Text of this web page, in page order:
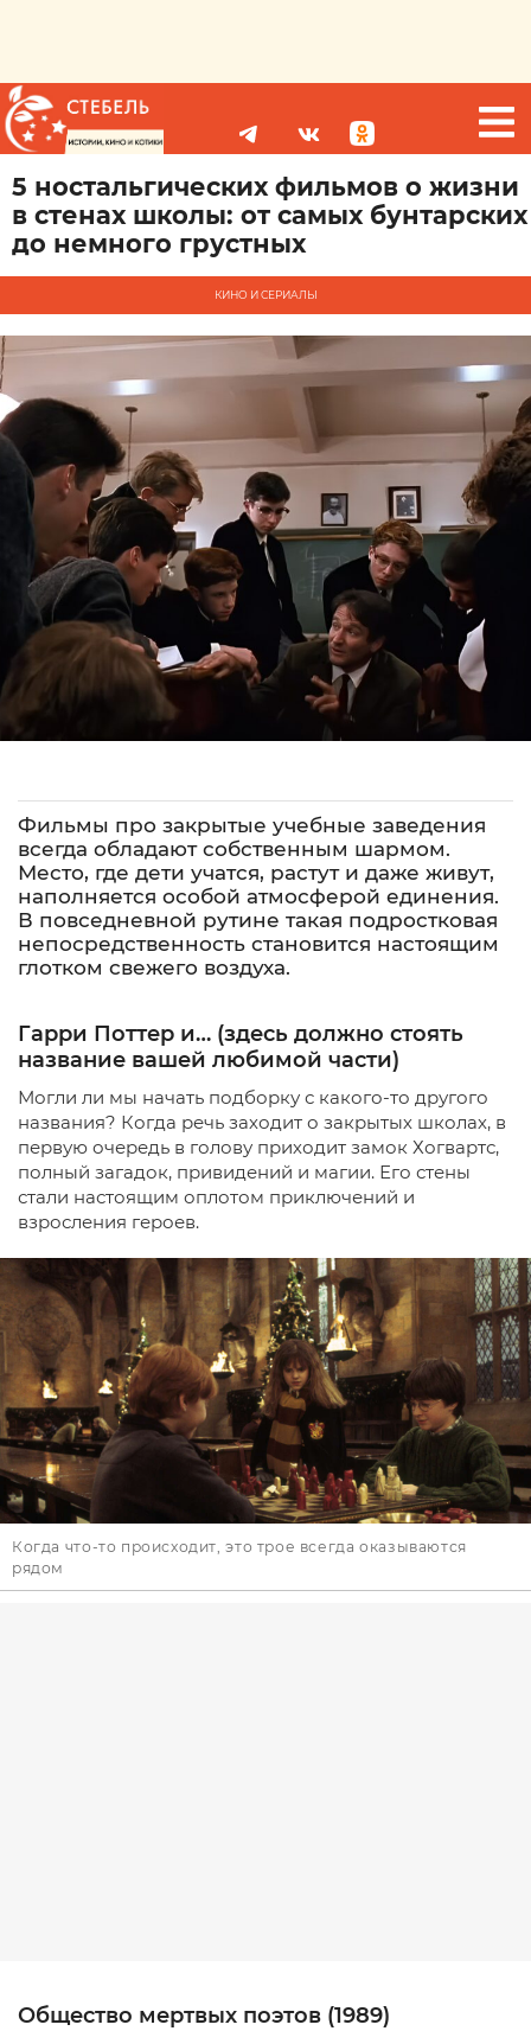
5 ностальгических фильмов о жизни
в стенах школы: от самых бунтарских
до немного грустных
КИНО И СЕРИАЛЫ
Фильмы про закрытые учебные заведения
всегда обладают собственным шармом.
Место, где дети учатся, растут и даже живут,
наполняется особой атмосферой единения.
В повседневной рутине такая подростковая
непосредственность становится настоящим
глотком свежего воздуха.
Гарри Поттер и… (здесь должно стоять
название вашей любимой части)
Могли ли мы начать подборку с какого-то другого
названия? Когда речь заходит о закрытых школах, в
первую очередь в голову приходит замок Хогвартс,
полный загадок, привидений и магии. Его стены
стали настоящим оплотом приключений и
взросления героев.
Когда что-то происходит, это трое всегда оказываются
рядом
Общество мертвых поэтов (1989)